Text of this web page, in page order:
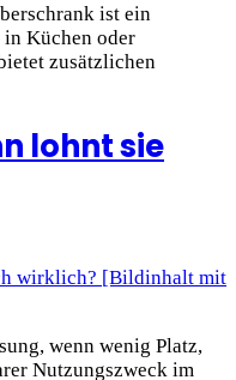
ist ein
in Küchen oder
zusätzlichen
lohnt sie
wenn wenig Platz,
Nutzungszweck im